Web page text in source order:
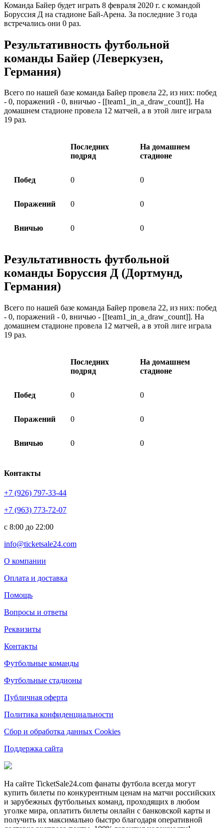
Команда Байер будет играть 8 февраля 2020 г. с командой
Боруссия Д на стадионе Бай-Арена. За последние 3 года
встречались они 0 раз.
Результативность футбольной
команды Байер (Леверкузен,
Германия)
Всего по нашей базе команда Байер провела 22, из них: побед
- 0, поражений - 0, вничью - [[team1_in_a_draw_count]]. На
домашнем стадионе провела 12 матчей, а в этой лиге играла
19 раз.
Последних
подряд
На домашнем
стадионе
Побед 0 0
Поражений 0 0
Вничью 0 0
Результативность футбольной
команды Боруссия Д (Дортмунд,
Германия)
Всего по нашей базе команда Байер провела 22, из них: побед
- 0, поражений - 0, вничью - [[team1_in_a_draw_count]]. На
домашнем стадионе провела 12 матчей, а в этой лиге играла
19 раз.
Последних
подряд
На домашнем
стадионе
Побед 0 0
Поражений 0 0
Вничью 0 0
Контакты
+7 (926) 797-33-44
+7 (963) 773-72-07
с 8:00 до 22:00
info@ticketsale24.com
О компании
Оплата и доставка
Помощь
Вопросы и ответы
Реквизиты
Контакты
Футбольные команды
Футбольные стадионы
Публичная оферта
Политика конфиденциальности
Сбор и обработка данных Cookies
Поддержка сайта
На сайте TicketSale24.com фанаты футбола всегда могут
купить билеты по конкурентным ценам на матчи российских
и зарубежных футбольных команд, проходящих в любом
уголке мира, оплатить билеты онлайн с банковской карты и
получить их максимально быстро благодаря оперативной